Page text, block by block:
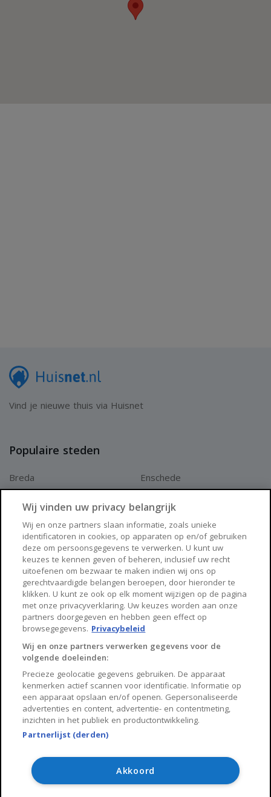
Vind je nieuwe thuis via Huisnet
Populaire steden
Breda
Arnhem
Enschede
Zwolle
Huisnet
Over Huisnet
Algemene voorwaarden
Privacybeleid
Contact
Sitemap
Copyright 2026, Huisnet is onderdeel van Property Portals
Algemene voorwaarden
Wij vinden uw privacy belangrijk
Wij en onze partners slaan informatie, zoals unieke
identificatoren in cookies, op apparaten op en/of gebruiken
deze om persoonsgegevens te verwerken. U kunt uw
keuzes te kennen geven of beheren, inclusief uw recht
uitoefenen om bezwaar te maken indien wij ons op
gerechtvaardigde belangen beroepen, door hieronder te
klikken. U kunt ze ook op elk moment wijzigen op de pagina
met onze privacyverklaring. Uw keuzes worden aan onze
partners doorgegeven en hebben geen effect op
browsegegevens. Privacybeleid
Wij en onze partners verwerken gegevens voor de
volgende doeleinden:
Precieze geolocatie gegevens gebruiken. De apparaat
kenmerken actief scannen voor identificatie. Informatie op
een apparaat opslaan en/of openen. Gepersonaliseerde
advertenties en content, advertentie- en contentmeting,
inzichten in het publiek en productontwikkeling.
Partnerlijst (derden)
Akkoord